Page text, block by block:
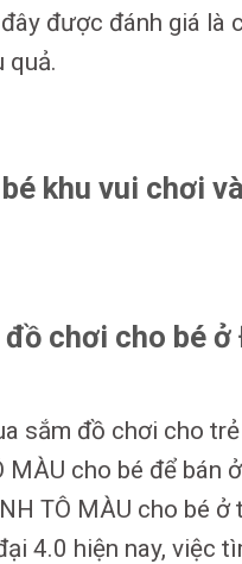
được đánh giá là
quả.
khu vui chơi
chơi cho bé
sắm đồ chơi cho
MÀU cho bé để bán
TÔ MÀU cho bé
4.0 hiện nay, việc